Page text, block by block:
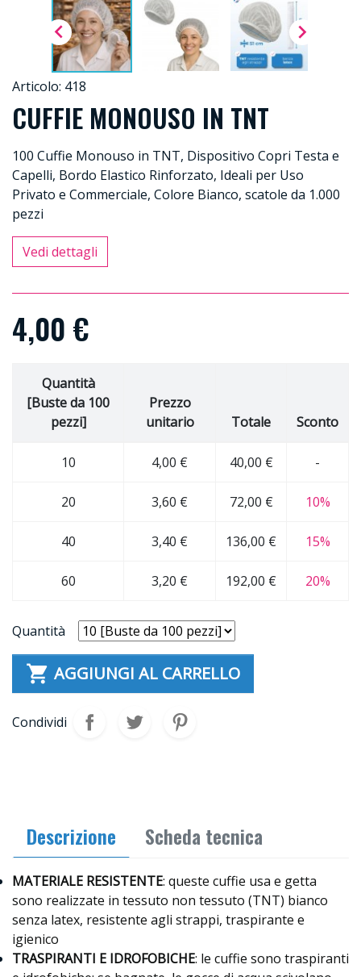
 
Articolo: 418
CUFFIE MONOUSO IN TNT
100 Cuffie Monouso in TNT, Dispositivo Copri Testa e
Capelli, Bordo Elastico Rinforzato, Ideali per Uso
Privato e Commerciale, Colore Bianco, scatole da 1.000
pezzi
Vedi dettagli
4,00 €
Quantità
[Buste da 100
pezzi]
Prezzo
unitario
Totale Sconto
10 4,00 € 40,00 € -
20 3,60 € 72,00 € 10%
40 3,40 € 136,00 € 15%
60 3,20 € 192,00 € 20%
Quantità
 AGGIUNGI AL CARRELLO
Condividi
Descrizione Scheda tecnica
MATERIALE RESISTENTE: queste cuffie usa e getta
sono realizzate in tessuto non tessuto (TNT) bianco
senza latex, resistente agli strappi, traspirante e
igienico
TRASPIRANTI E IDROFOBICHE: le cuffie sono traspiranti